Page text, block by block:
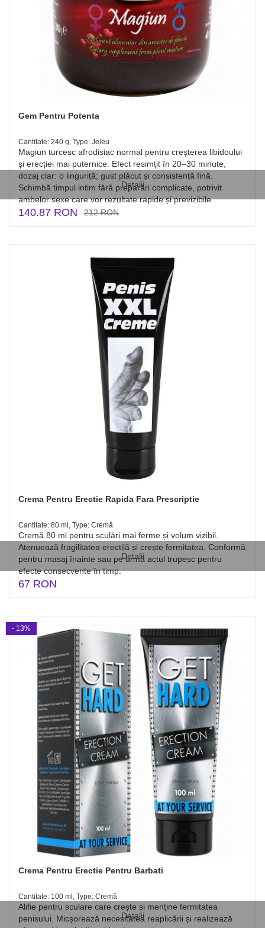
Detalii
Gem Pentru Potenta
Cantitate: 240 g, Type: Jeleu
Magiun turcesc afrodisiac normal pentru creșterea libidoului
și erecției mai puternice. Efect resimțit în 20–30 minute,
dozaj clar: o linguriță; gust plăcut și consistență fină.
Schimbă timpul intim fără preparări complicate, potrivit
ambelor sexe care vor rezultate rapide și previzibile.
140.87 RON 212 RON
Detalii
Crema Pentru Erectie Rapida Fara Prescriptie
Cantitate: 80 ml, Type: Cremă
Cremă 80 ml pentru sculări mai ferme și volum vizibil.
Atenuează fragilitatea erectilă și crește fermitatea. Conformă
pentru masaj înainte sau pe urmă actul trupesc pentru
efecte consecvente în timp.
67 RON
Detalii
Crema Pentru Erectie Pentru Barbati
Cantitate: 100 ml, Type: Cremă
Alifie pentru sculare care crește și menține fermitatea
penisului. Micșorează necesitatea reaplicării și realizează
- 13%